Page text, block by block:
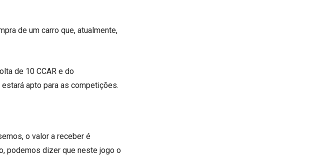
de um carro que, atualmente,
de 10 CCAR e do
apto para as competições.
o valor a receber é
podemos dizer que neste jogo o